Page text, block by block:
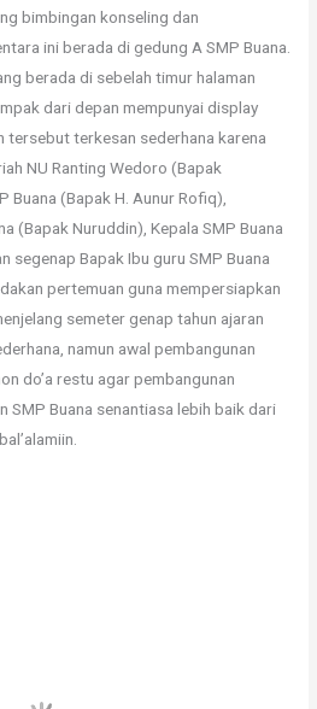
bimbingan konseling dan
ini berada di gedung A SMP Buana.
berada di sebelah timur halaman
dari depan mempunyai display
tersebut terkesan sederhana karena
NU Ranting Wedoro (Bapak
Buana (Bapak H. Aunur Rofiq),
(Bapak Nuruddin), Kepala SMP Buana
segenap Bapak Ibu guru SMP Buana
pertemuan guna mempersiapkan
semeter genap tahun ajaran
namun awal pembangunan
do’a restu agar pembangunan
SMP Buana senantiasa lebih baik dari